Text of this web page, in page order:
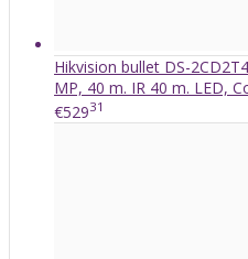
Hikvision bullet DS-
MP, 40 m. IR 40 m. LED,
€52931